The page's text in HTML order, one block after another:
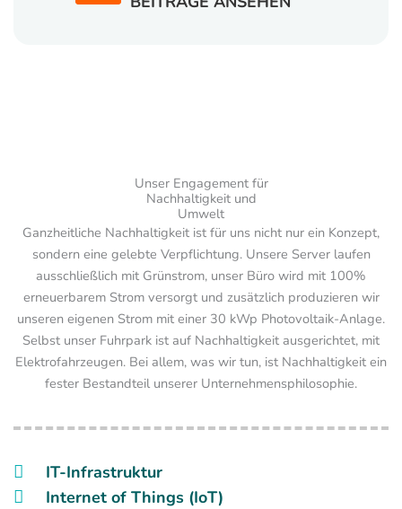
Unser Engagement für
Nachhaltigkeit und
Umwelt
Ganzheitliche Nachhaltigkeit ist für uns nicht nur ein Konzept,
sondern eine gelebte Verpflichtung. Unsere Server laufen
ausschließlich mit Grünstrom, unser Büro wird mit 100%
erneuerbarem Strom versorgt und zusätzlich produzieren wir
unseren eigenen Strom mit einer 30 kWp Photovoltaik-Anlage.
Selbst unser Fuhrpark ist auf Nachhaltigkeit ausgerichtet, mit
Elektrofahrzeugen. Bei allem, was wir tun, ist Nachhaltigkeit ein
fester Bestandteil unserer Unternehmensphilosophie.
IT-Infrastruktur
Internet of Things (IoT)